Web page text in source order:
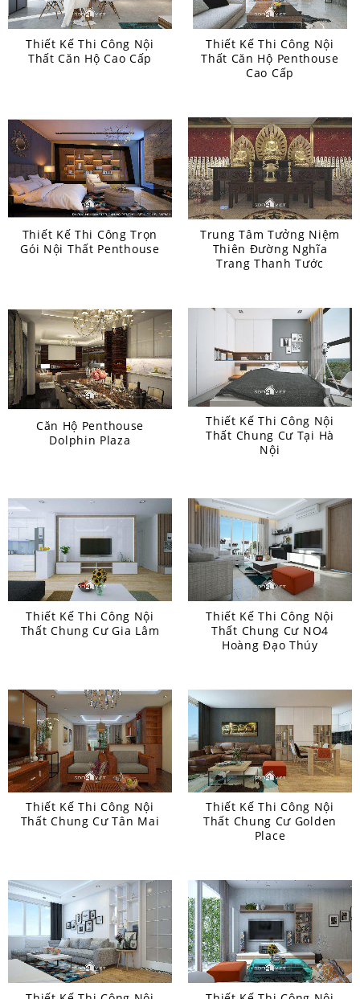
Thiết Kế Thi Công Nội
Thất Căn Hộ Cao Cấp
Thiết Kế Thi Công Nội
Thất Căn Hộ Penthouse
Cao Cấp
Thiết Kế Thi Công Trọn
Gói Nội Thất Penthouse
Trung Tâm Tưởng Niệm
Thiên Đường Nghĩa
Trang Thanh Tước
Căn Hộ Penthouse
Dolphin Plaza
Thiết Kế Thi Công Nội
Thất Chung Cư Tại Hà
Nội
Thiết Kế Thi Công Nội
Thất Chung Cư Gia Lâm
Thiết Kế Thi Công Nội
Thất Chung Cư NO4
Hoàng Đạo Thúy
Thiết Kế Thi Công Nội
Thất Chung Cư Tân Mai
Thiết Kế Thi Công Nội
Thất Chung Cư Golden
Place